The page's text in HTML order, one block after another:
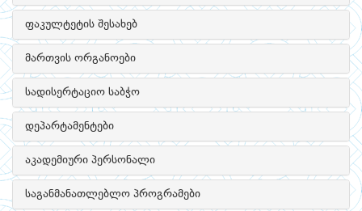
ფაკულტეტის შესახებ
მართვის ორგანოები
სადისერტაციო საბჭო
დეპარტამენტები
აკადემიური პერსონალი
საგანმანათლებლო პროგრამები